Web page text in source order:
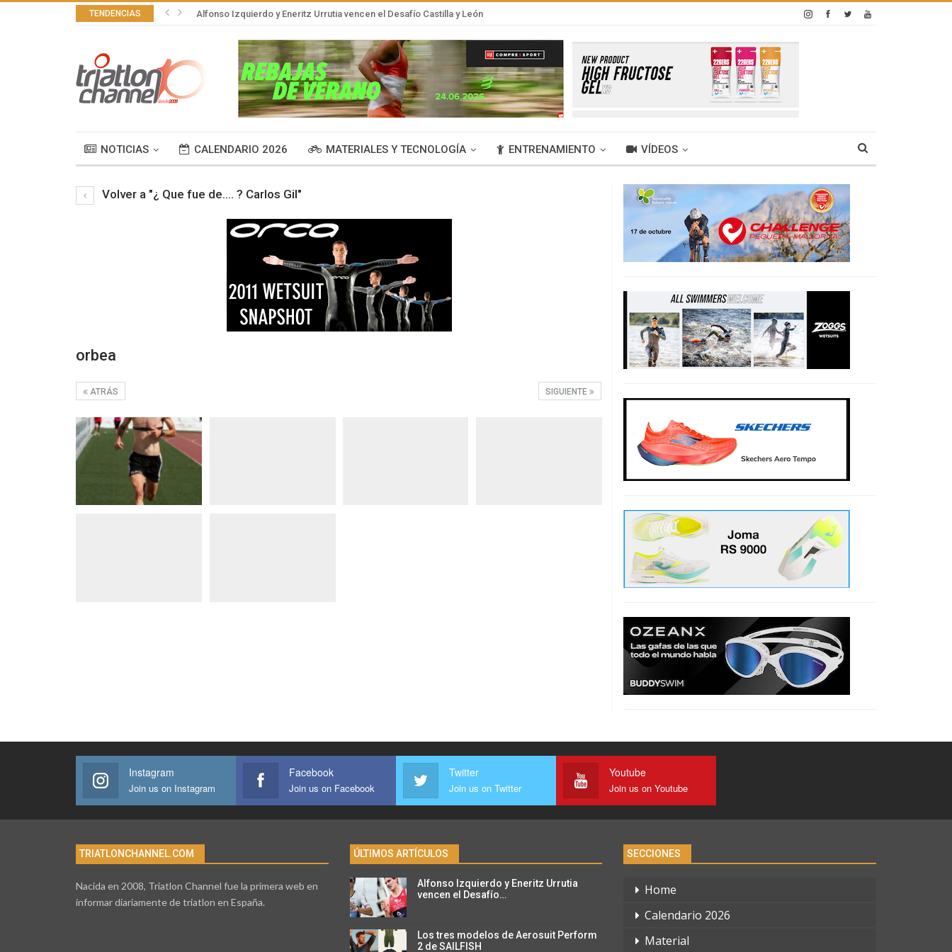
TENDENCIAS Alfonso Izquierdo y Eneritz Urrutia vencen el Desafío Castilla y León
NOTICIAS CALENDARIO 2026 MATERIALES Y TECNOLOGÍA ENTRENAMIENTO VÍDEOS
Volver a "¿ Que fue de…. ? Carlos Gil"
orbea
SIGUIENTE
ATRÁS
Instagram
Join us on Instagram
Facebook
Join us on Facebook
Twitter
Join us on Twitter
Youtube
Join us on Youtube
TRIATLONCHANNEL.COM
Nacida en 2008, Triatlon Channel fue la primera web en
informar diariamente de triatlon en España.
ÚLTIMOS ARTÍCULOS
Alfonso Izquierdo y Eneritz Urrutia
vencen el Desafío…
Los tres modelos de Aerosuit Perform
2 de SAILFISH
SECCIONES
Home
Calendario 2026
Material